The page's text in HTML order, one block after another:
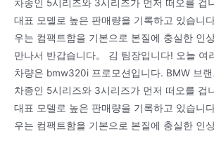
차종인 5시리즈와 3시리즈가 먼저 떠오를 겁
대표 모델로 높은 판매량을 기록하고 있습니
우는 컴팩트함을 기본으로 본질에 충실한 인
만나서 반갑습니다。 김 팀장입니다! 오늘 여
차량은 bmw320i 프로모션입니다. BMW 브
차종인 5시리즈와 3시리즈가 먼저 떠오를 겁
대표 모델로 높은 판매량을 기록하고 있습니
우는 컴팩트함을 기본으로 본질에 충실한 인